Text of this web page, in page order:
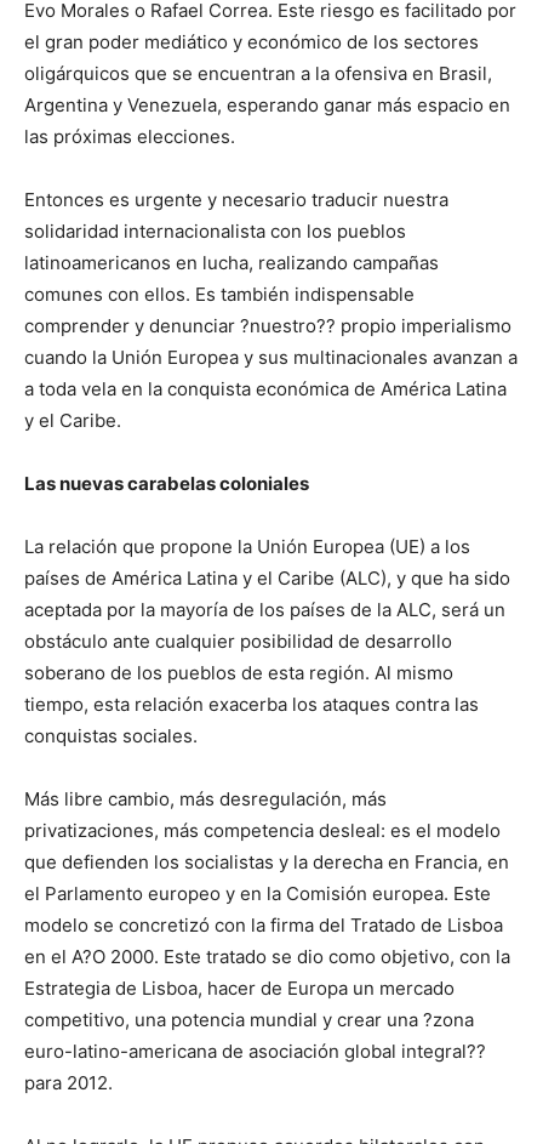
Evo Morales o Rafael Correa. Este riesgo es facilitado por
el gran poder mediático y económico de los sectores
oligárquicos que se encuentran a la ofensiva en Brasil,
Argentina y Venezuela, esperando ganar más espacio en
las próximas elecciones.
Entonces es urgente y necesario traducir nuestra
solidaridad internacionalista con los pueblos
latinoamericanos en lucha, realizando campañas
comunes con ellos. Es también indispensable
comprender y denunciar ?nuestro?? propio imperialismo
cuando la Unión Europea y sus multinacionales avanzan a
a toda vela en la conquista económica de América Latina
y el Caribe.
Las nuevas carabelas coloniales
La relación que propone la Unión Europea (UE) a los
países de América Latina y el Caribe (ALC), y que ha sido
aceptada por la mayoría de los países de la ALC, será un
obstáculo ante cualquier posibilidad de desarrollo
soberano de los pueblos de esta región. Al mismo
tiempo, esta relación exacerba los ataques contra las
conquistas sociales.
Más libre cambio, más desregulación, más
privatizaciones, más competencia desleal: es el modelo
que defienden los socialistas y la derecha en Francia, en
el Parlamento europeo y en la Comisión europea. Este
modelo se concretizó con la firma del Tratado de Lisboa
en el A?O 2000. Este tratado se dio como objetivo, con la
Estrategia de Lisboa, hacer de Europa un mercado
competitivo, una potencia mundial y crear una ?zona
euro-latino-americana de asociación global integral??
para 2012.